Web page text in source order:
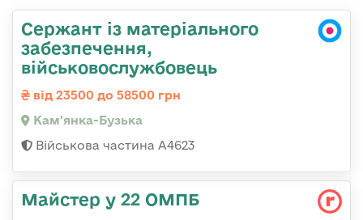
Сержант із матеріального
забезпечення,
військовослужбовець
від 23500 до 58500 грн
Кам'янка-Бузька
Військова частина А4623
Майстер у 22 ОМПБ